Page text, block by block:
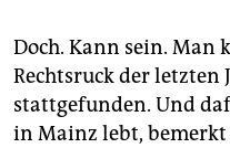
Doch. Kann sein. Man
Rechtsruck der letzten
stattgefunden. Und
in Mainz lebt, bemerkt